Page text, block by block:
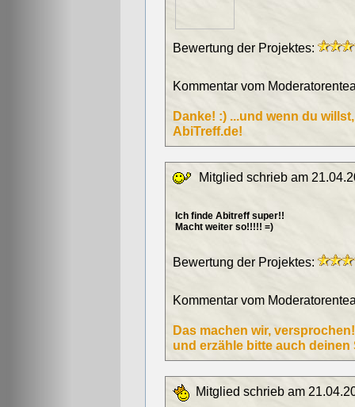
Bewertung der Projektes:
Kommentar vom
Danke! :) ...und wenn du
AbiTreff.de!
Mitglied schrieb am
Ich finde Abitreff super!!
Macht weiter so!!!!! =)
Bewertung der Projektes:
Kommentar vom
Das machen wir,
und erzähle bitte auch
Mitglied schrieb am